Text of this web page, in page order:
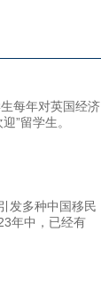
每年对英国经济
”留学生。
发多种中国移民
年中，已经有